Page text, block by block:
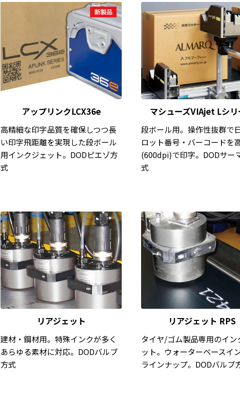
アップリンクLCX36e
高精細な印字品質を確保しつつ長
い印字飛距離を実現した段ボール
用インクジェット。DODピエゾ方
式
マシューズVIAjet Lシリ
段ボール用。操作性抜群で
ロット番号・バーコードを
(600dpi)で印字。DODサー
式
リアジェット
建材・鋼材用。特殊インクが多く
あらゆる素材に対応。DODバルブ
方式
リアジェット RPS
タイヤ/ゴム製品専用のイン
ット。ウォーターベースイ
ラインナップ。DODバルブ